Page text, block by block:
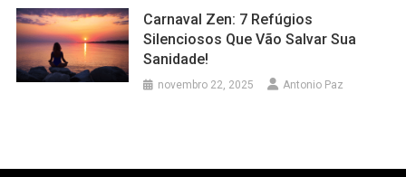
Carnaval Zen: 7 Refúgios
Silenciosos Que Vão Salvar Sua
Sanidade!
novembro 22, 2025 Antonio Paz